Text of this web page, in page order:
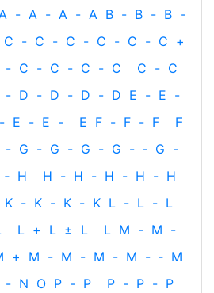
- A - A - A B - B - B -
C - C - C - C - C - C +
- C - C - C - C C - C
- D - D - D - D E - E -
- E - E - E F - F - F
F
- G - G - G - G - ‐ G -
‐ H H - H - H - H - H
K - K - K - K L - L - L
L + L ± L L M - M -
+ M - M - M - M - ‐ M
- N O P - P P - P - P